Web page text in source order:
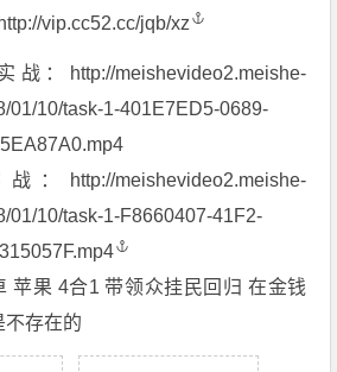
http://vip.cc52.cc/jqb/xz
：http://meishevideo2.meishe-
01/10/task-1-401E7ED5-0689-
：
http://meishevideo2.meishe-
01/10/task-1-F8660407-41F2-
苹果 4合1 带领众挂民回归 在金钱
不存在的